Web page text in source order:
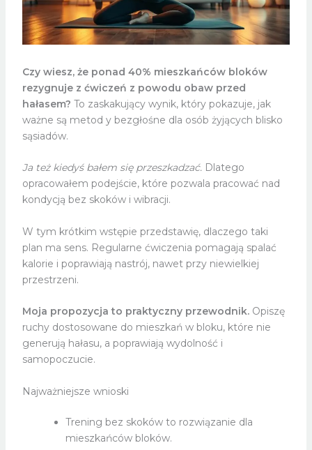
Czy wiesz, że ponad 40% mieszkańców bloków
rezygnuje z ćwiczeń z powodu obaw przed
hałasem? To zaskakujący wynik, który pokazuje, jak
ważne są metod y bezgłośne dla osób żyjących blisko
sąsiadów.
Ja też kiedyś bałem się przeszkadzać.Dlatego
opracowałem podejście, które pozwala pracować nad
kondycją bez skoków i wibracji.
W tym krótkim wstępie przedstawię, dlaczego taki
plan ma sens. Regularne ćwiczenia pomagają spalać
kalorie i poprawiają nastrój, nawet przy niewielkiej
przestrzeni.
Moja propozycja to praktyczny przewodnik.Opiszę
ruchy dostosowane do mieszkań w bloku, które nie
generują hałasu, a poprawiają wydolność i
samopoczucie.
Najważniejsze wnioski
Trening bez skoków to rozwiązanie dla
mieszkańców bloków.